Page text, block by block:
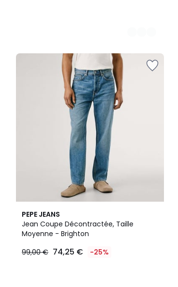
PEPE JEANS
Jean Coupe Décontractée, Taille
Moyenne - Brighton
99,00 € 74,25 € -25%